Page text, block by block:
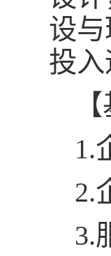
设
投入
1.
2.
3.